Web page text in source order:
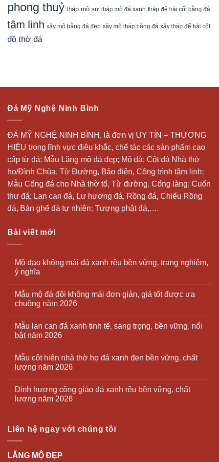
phong thuỷ tháp mộ sư tháp mộ đá xanh tháp để hài cốt bằng đá
tâm linh xây mộ bằng đá đẹp xây mộ tháp bằng đá xây tháp để hài cốt
đồ thờ đá
Đá Mỹ Nghệ Ninh Bình
ĐÁ MỸ NGHỆ NINH BÌNH, là đơn vị UY TÍN – THƯƠNG
HIỆU trong lĩnh vực điêu khắc, chế tác các sản phẩm cao
cấp từ đá: Mẫu Lăng mộ đá đẹp; Mộ đá; Cột đá Nhà thờ
họ/Đình Chùa, Từ Đường, Bảo điện, Công trình tâm linh;
Mẫu Cổng đá cho Nhà thờ tổ, Từ đường, Cổng làng; Cuốn
thư đá; Lan can đá, Lư hương đá, Rồng đá, Chiếu Rồng
đá, Bàn ghế đá tự nhiên; Tượng phật đá,….
Bài viết mới
Mộ đạo không mái đá xanh rêu bền vững, trang nghiêm,
ý nghĩa
Mẫu mộ đá đôi không mái đơn giản, giá tốt được ưa
chuộng năm 2026
Mẫu lan can đá xanh tinh tế, sang trọng, bền vững, nổi
bật năm 2026
Mẫu cột hiên nhà thờ họ đá xanh đen bền vững, chất
lượng năm 2026
Đỉnh hương công giáo đá xanh rêu bền vững, chất
lượng năm 2026
Liên hệ ngay với chúng tôi
LĂNG MỘ ĐẸP